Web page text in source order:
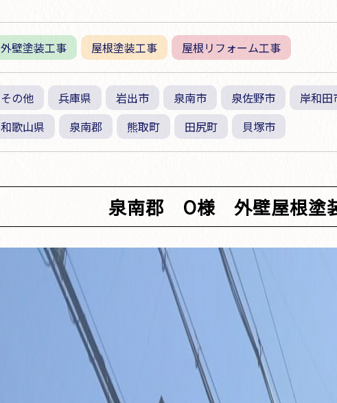
外壁塗装工事 屋根塗装工事 屋根リフォーム工事
その他 兵庫県 岩出市 泉南市 泉佐野市 岸和田
和歌山県
泉南郡 熊取町 田尻町 貝塚市
泉南郡 O様 外壁屋根塗